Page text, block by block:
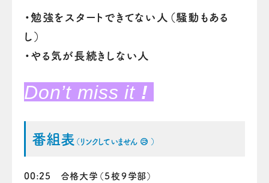
・勉強をスタートできてない人（騒動もある
し）
・やる気が長続きしない人
Don’tmiss it!
番組表 （リンクしていません 😥 ）
00:25 合格大学（５校９学部）